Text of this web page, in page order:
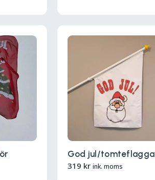
God jul/tomteflagga
319 kr ink. moms